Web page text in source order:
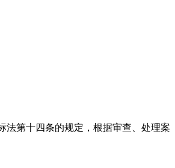
第十四条的规定，根据审查、处理案